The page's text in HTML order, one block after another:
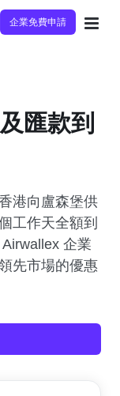
企業免費申請
匯款到
港向盧森堡供
工作天全額到
企業
先市場的優惠